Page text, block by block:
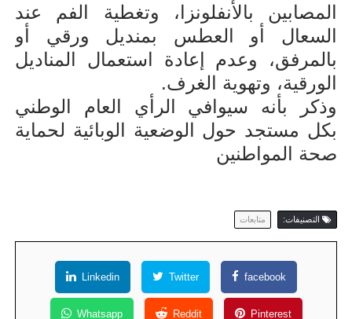
المصابين بالأنفلونزا، وتغطية الفم عند
السعال أو العطس بمنديل ورقي أو
بالمرفق، وعدم إعادة استعمال المناديل
الورقية، وتهوية الغرف.
وذكر بأنه سيوافي الرأي العام الوطني
بكل مستجد حول الوضعية الوبائية لحماية
صحة المواطنين
التصنيفات: متابعات
facebook
Twitter
Linkedin
Pinterest
Reddit
Whatsapp